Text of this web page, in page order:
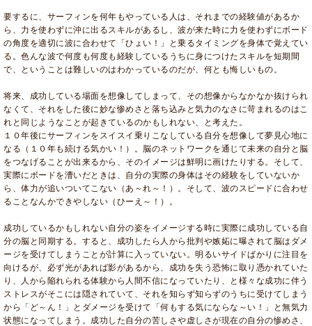
要するに、サーフィンを何年もやっている人は、それまでの経験値があるか
ら、力を使わずに沖に出るスキルがあるし、波が来た時に力を使わずにボード
の角度を適切に波に合わせて「ひょい！」と乗るタイミングを身体で覚えてい
る。色んな波で何度も何度も経験しているうちに身につけたスキルを短期間
で、ということは難しいのはわかっているのだが、何とも悔しいもの。
将来、成功している場面を想像してしまって、その想像からなかなか抜けられ
なくて、それをした後に妙な惨めさと落ち込みと気力のなさに苛まれるのはこ
れと同じようなことが起きているのかもしれない、と考えた。
１０年後にサーフィンをスイスイ乗りこなしている自分を想像して夢見心地に
なる（１０年も続ける気かい！）。脳のネットワークを通じて未来の自分と脳
をつなげることが出来るから、そのイメージは鮮明に画けたりする。そして、
実際にボードを漕いだときは、自分の実際の身体はその経験をしていないか
ら、体力が追いついてこない（あ～れ～！）。そして、波のスピードに合わせ
ることなんかできやしない（ひーえ～！）。
成功しているかもしれない自分の姿をイメージする時に実際に成功している自
分の脳と同期する。すると、成功したら人から批判や嫉妬に曝されて脳はダメ
ージを受けてしまうことが計算に入っていない。明るいサイドばかりに注目を
向けるが、必ず光があれば影があるから、成功を失う恐怖に取り憑かれていた
り、人から陥れられる体験から人間不信になっていたり、と様々な成功に伴う
ストレスがそこには隠されていて、それを知らず知らずのうちに受けてしまう
から「ど～ん！」とダメージを受けて「何もする気にならな～い！」と無気力
状態になってしまう。成功した自分の苦しさや虚しさが現在の自分の惨めさ、